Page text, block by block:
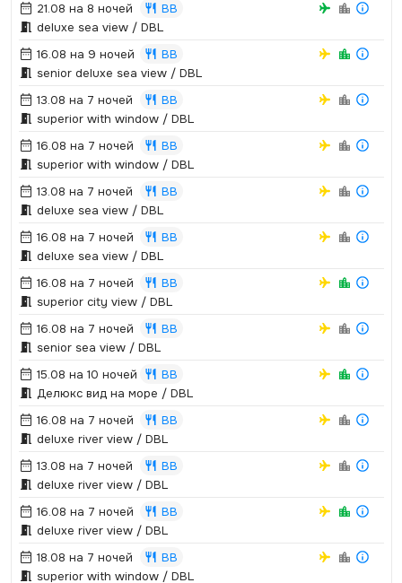
21.08 на 8 ночей
BB
deluxe sea view / DBL
16.08 на 9 ночей
BB
senior deluxe sea view / DBL
13.08 на 7 ночей
BB
superior with window / DBL
16.08 на 7 ночей
BB
superior with window / DBL
13.08 на 7 ночей
BB
deluxe sea view / DBL
16.08 на 7 ночей
BB
deluxe sea view / DBL
16.08 на 7 ночей
BB
superior city view / DBL
16.08 на 7 ночей
BB
senior sea view / DBL
15.08 на 10 ночей
BB
Делюкс вид на море / DBL
16.08 на 7 ночей
BB
deluxe river view / DBL
13.08 на 7 ночей
BB
deluxe river view / DBL
16.08 на 7 ночей
BB
deluxe river view / DBL
18.08 на 7 ночей
BB
superior with window / DBL